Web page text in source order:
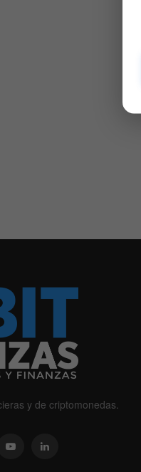
y de criptomonedas.